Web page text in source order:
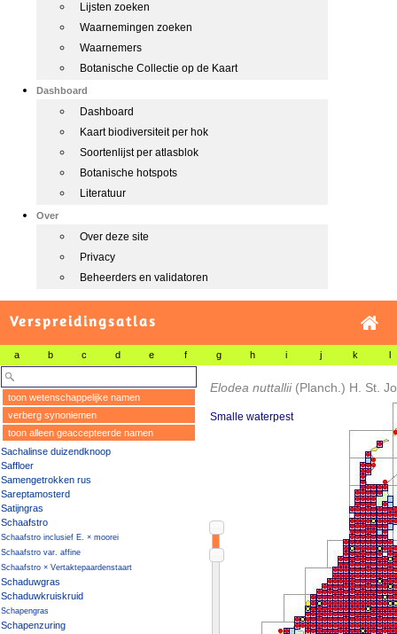
Lijsten zoeken
Waarnemingen zoeken
Waarnemers
Botanische Collectie op de Kaart
Dashboard
Dashboard
Kaart biodiversiteit per hok
Soortenlijst per atlasblok
Botanische hotspots
Literatuur
Over
Over deze site
Privacy
Beheerders en validatoren
Verspreidingsatlas
a b c d e f g h i j k l
toon wetenschappelijke namen
verberg synoniemen
toon alleen geaccepteerde namen
Sachalinse duizendknoop
Saffloer
Samengetrokken rus
Sareptamosterd
Satijngras
Schaafstro
Schaafstro inclusief E. × moorei
Schaafstro var. affine
Schaafstro × Vertaktepaardenstaart
Schaduwgras
Schaduwkruiskruid
Schapengras
Schapenzuring
Elodea nuttallii (Planch.) H. St.
Smalle waterpest